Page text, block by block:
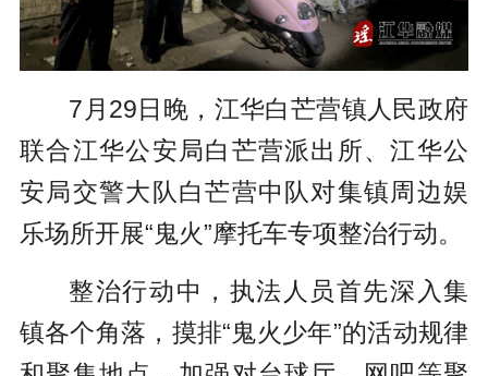
7月29日晚，江华白芒营镇人民政府
联合江华公安局白芒营派出所、江华公
安局交警大队白芒营中队对集镇周边娱
乐场所开展“鬼火”摩托车专项整治行动。
整治行动中，执法人员首先深入集
镇各个角落，摸排“鬼火少年”的活动规律